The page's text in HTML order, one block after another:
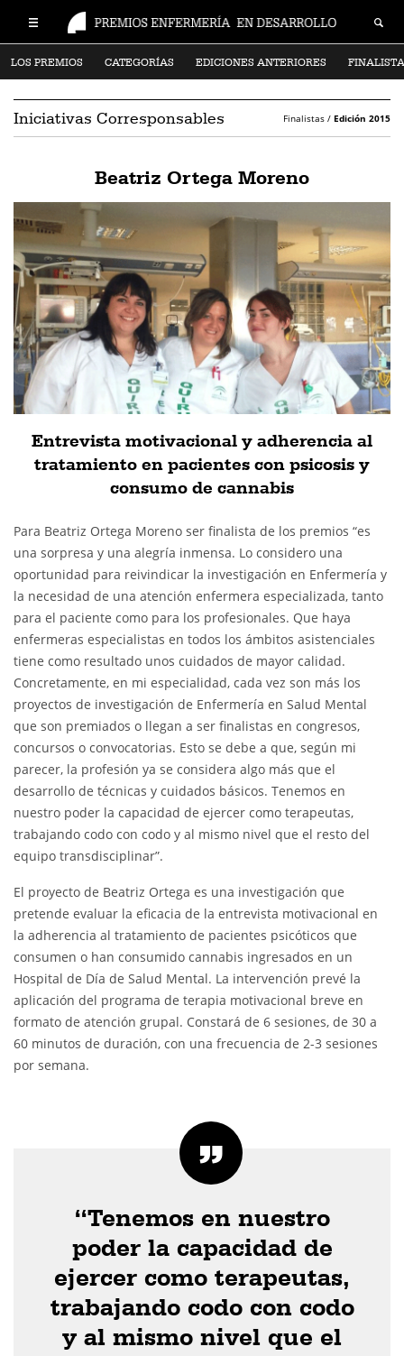
LOS PREMIOS CATEGORÍAS EDICIONES ANTERIORES
Iniciativas Corresponsables Finalistas / Edición 2015
Beatriz Ortega Moreno
Entrevista motivacional y adherencia al
tratamiento en pacientes con psicosis y
consumo de cannabis
Para Beatriz Ortega Moreno ser finalista de los premios “es
una sorpresa y una alegría inmensa. Lo considero una
oportunidad para reivindicar la investigación en Enfermería y
la necesidad de una atención enfermera especializada, tanto
para el paciente como para los profesionales. Que haya
enfermeras especialistas en todos los ámbitos asistenciales
tiene como resultado unos cuidados de mayor calidad.
Concretamente, en mi especialidad, cada vez son más los
proyectos de investigación de Enfermería en Salud Mental
que son premiados o llegan a ser finalistas en congresos,
concursos o convocatorias. Esto se debe a que, según mi
parecer, la profesión ya se considera algo más que el
desarrollo de técnicas y cuidados básicos. Tenemos en
nuestro poder la capacidad de ejercer como terapeutas,
trabajando codo con codo y al mismo nivel que el resto del
equipo transdisciplinar”.
El proyecto de Beatriz Ortega es una investigación que
pretende evaluar la eficacia de la entrevista motivacional en
la adherencia al tratamiento de pacientes psicóticos que
consumen o han consumido cannabis ingresados en un
Hospital de Día de Salud Mental. La intervención prevé la
aplicación del programa de terapia motivacional breve en
formato de atención grupal. Constará de 6 sesiones, de 30 a
60 minutos de duración, con una frecuencia de 2-3 sesiones
por semana.
“Tenemos en nuestro
poder la capacidad de
ejercer como terapeutas,
trabajando codo con codo
y al mismo nivel que el